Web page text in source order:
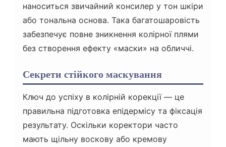
наноситься звичайний консилер у тон шкіри
або тональна основа. Така багатошаровість
забезпечує повне зникнення колірної плями
без створення ефекту «маски» на обличчі.
Секрети стійкого маскування
Ключ до успіху в колірній корекції — це
правильна підготовка епідермісу та фіксація
результату. Оскільки коректори часто
мають щільну воскову або кремову